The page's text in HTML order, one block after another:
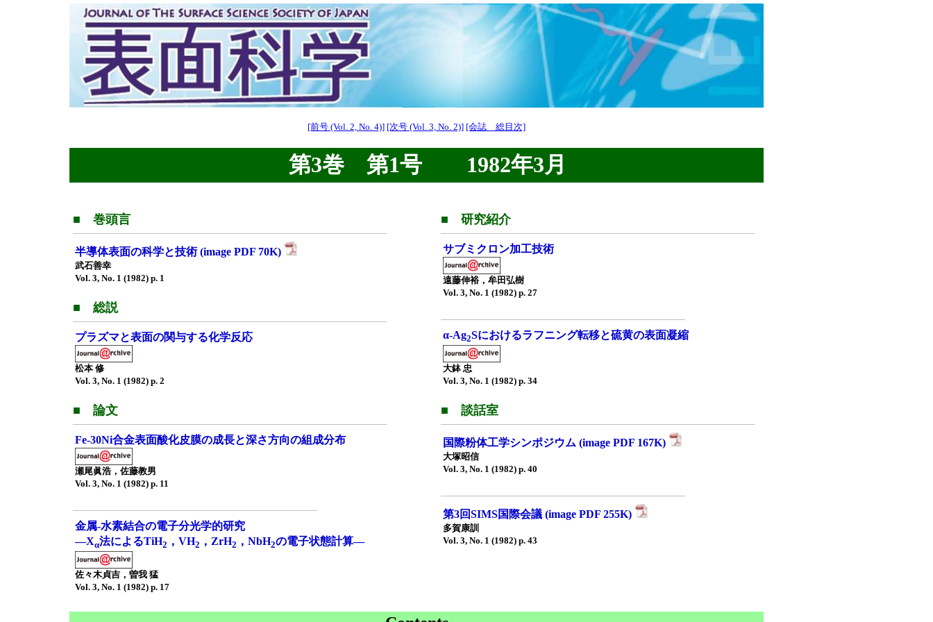
[前号 (Vol. 2, No. 4)] [次号 (Vol. 3, No. 2)] [会誌 総目次]
第3巻 第1号 1982年3月
■ 巻頭言
半導体表面の科学と技術 (image PDF 70K)
武石善幸
Vol. 3, No. 1 (1982) p. 1
■ 総説
プラズマと表面の関与する化学反応
松本 修
Vol. 3, No. 1 (1982) p. 2
■ 論文
Fe-30Ni合金表面酸化皮膜の成長と深さ方向の組成分布
瀬尾眞浩，佐藤教男
Vol. 3, No. 1 (1982) p. 11
金属-水素結合の電子分光学的研究
—Xα法によるTiH2 ，VH2 ，ZrH2 ，NbH2の電子状態計算—
佐々木貞吉，曽我 猛
Vol. 3, No. 1 (1982) p. 17
■ 研究紹介
サブミクロン加工技術
遠藤伸裕，牟田弘樹
Vol. 3, No. 1 (1982) p. 27
α-Ag2Sにおけるラフニング転移と硫黄の表面凝縮
大鉢 忠
Vol. 3, No. 1 (1982) p. 34
■ 談話室
国際粉体工学シンポジウム (image PDF 167K)
大塚昭信
Vol. 3, No. 1 (1982) p. 40
第3回SIMS国際会議 (image PDF 255K)
多賀康訓
Vol. 3, No. 1 (1982) p. 43